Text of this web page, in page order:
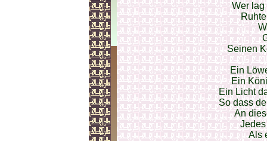
Wer lag
Seinen
Ein
Ein
Ein Licht
So dass
An
Als